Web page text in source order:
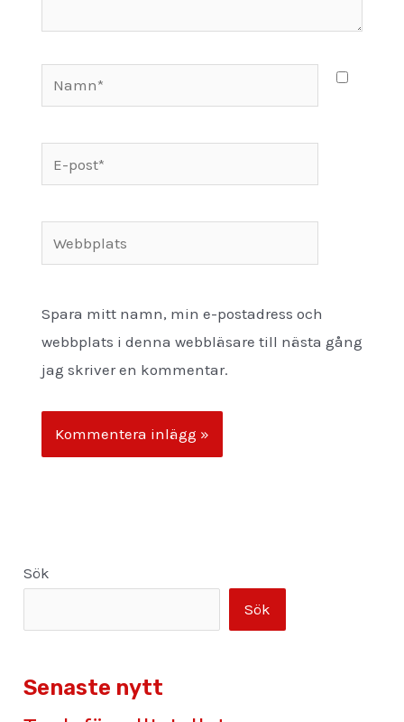
post*
Webbplats
Spara mitt namn, min e-postadress och
webbplats i denna webbläsare till nästa gång
jag skriver en kommentar.
Sök
Sök
Senaste nytt